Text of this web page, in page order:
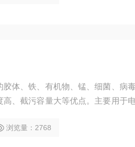
体、铁、有机物、锰、细菌、病
、截污容量大等优点。主要用于
浏览量：2768